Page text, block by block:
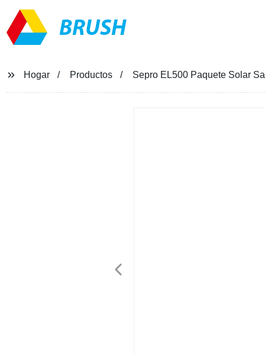
BRUSH
Hogar Productos Sepro EL500 Paquete Solar